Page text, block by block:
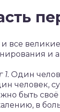
и все
и
1. Один
человек,
быть
в